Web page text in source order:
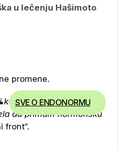
SVE O ENDONORMU
u lečenju Hašimoto
promene.
su mi se istanjile,
da primam hormonsku
front“.